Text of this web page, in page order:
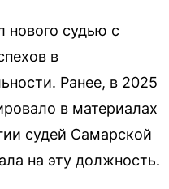
нового судью с
в
Ранее, в 2025
в материалах
судей Самарской
на эту должность.